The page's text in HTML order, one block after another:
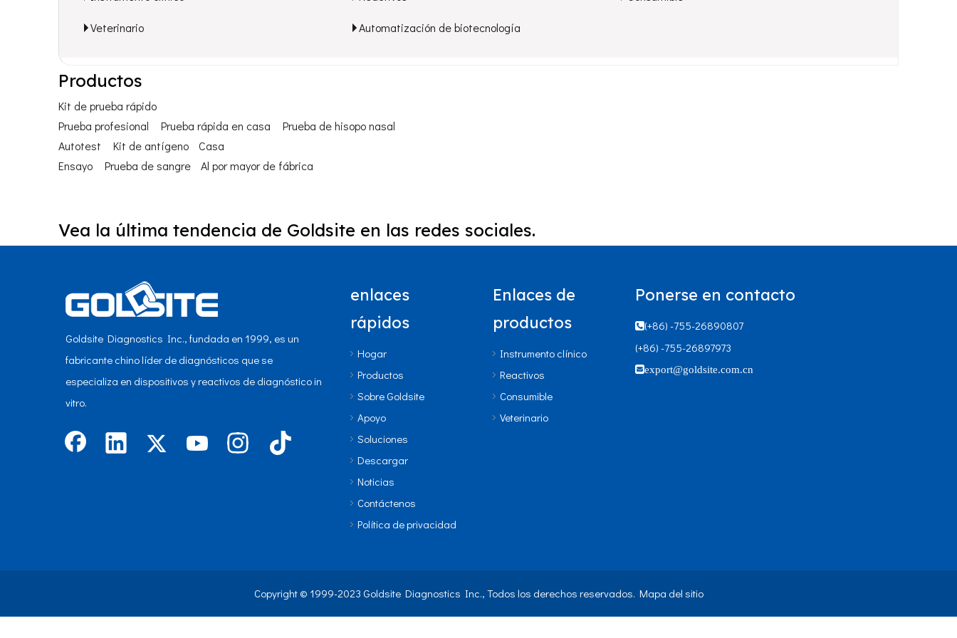
Veterinario Automatización de biotecnología
Productos
Kit de prueba rápido
Prueba profesional
Prueba rápida en casa
Prueba de hisopo nasal
Autotest
Kit de antígeno
Casa
Ensayo
Prueba de sangre Al por mayor de fábrica
Vea la última tendencia de Goldsite en las redes sociales.
Goldsite Diagnostics Inc., fundada en 1999, es un
fabricante chino líder de diagnósticos que se
especializa en dispositivos y reactivos de diagnóstico in
vitro.
enlaces
rápidos
Hogar
Productos
Sobre Goldsite
Apoyo
Soluciones
Descargar
Noticias
Contáctenos
Política de privacidad
Enlaces de
productos
Instrumento clínico
Reactivos
Consumible
Veterinario
Ponerse en contacto
(+86) -755-26890807
(+86) -755-26897973
export@goldsite.com.cn
Copyright © 1999-2023 Goldsite Diagnostics Inc., Todos los derechos reservados. Mapa del sitio